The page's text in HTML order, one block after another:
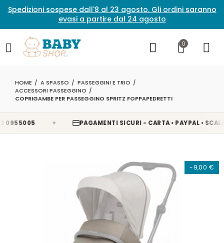
Spedizioni sospese dall'8 al 23 agosto. Gli ordini saranno
evasi a partire dal 24 agosto
0
HOME A SPASSO
PASSEGGINI E TRIO
ACCESSORI PASSEGGINO
COPRIGAMBE PER PASSEGGINO SPRITZ FOPPAPEDRETTI
PAGAMENTI SICURI - CARTA • PAYPAL •
-9,00 €